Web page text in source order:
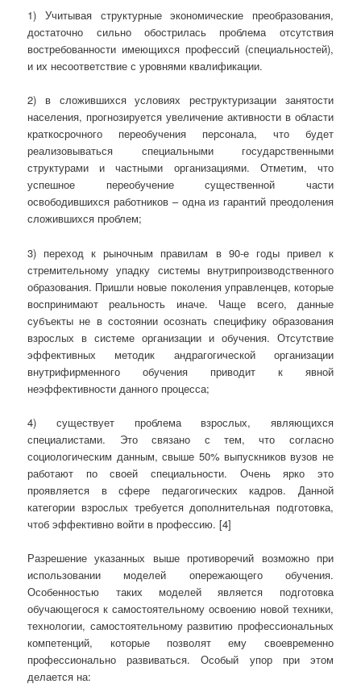
1) Учитывая структурные экономические преобразования,
достаточно сильно обострилась проблема отсутствия
востребованности имеющихся профессий (специальностей),
и их несоответствие с уровнями квалификации.
2) в сложившихся условиях реструктуризации занятости
населения, прогнозируется увеличение активности в области
краткосрочного переобучения персонала, что будет
реализовываться специальными государственными
структурами и частными организациями. Отметим, что
успешное переобучение существенной части
освободившихся работников – одна из гарантий преодоления
сложившихся проблем;
3) переход к рыночным правилам в 90-е годы привел к
стремительному упадку системы внутрипроизводственного
образования. Пришли новые поколения управленцев, которые
воспринимают реальность иначе. Чаще всего, данные
субъекты не в состоянии осознать специфику образования
взрослых в системе организации и обучения. Отсутствие
эффективных методик андрагогической организации
внутрифирменного обучения приводит к явной
неэффективности данного процесса;
4) существует проблема взрослых, являющихся
специалистами. Это связано с тем, что согласно
социологическим данным, свыше 50% выпускников вузов не
работают по своей специальности. Очень ярко это
проявляется в сфере педагогических кадров. Данной
категории взрослых требуется дополнительная подготовка,
чтоб эффективно войти в профессию. [4]
Разрешение указанных выше противоречий возможно при
использовании моделей опережающего обучения.
Особенностью таких моделей является подготовка
обучающегося к самостоятельному освоению новой техники,
технологии, самостоятельному развитию профессиональных
компетенций, которые позволят ему своевременно
профессионально развиваться. Особый упор при этом
делается на: